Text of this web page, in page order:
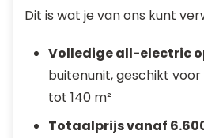
Dit is wat je van ons kunt
Volledige all-electric
buitenunit, geschikt voor
tot 140 m²
Totaalprijs vanaf